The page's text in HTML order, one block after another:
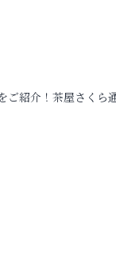
ご紹介！茶屋さくら